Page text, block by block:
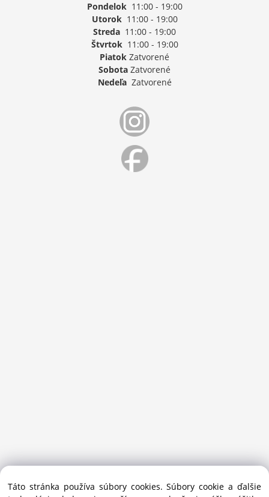
Pondelok11:00 - 19:00
Utorok11:00 - 19:00
Streda 11:00 - 19:00
Štvrtok11:00 - 19:00
Piatok Zatvorené
Sobota Zatvorené
NedeľaZatvorené
bežecké lyžovanie.
Táto stránka používa súbory cookies. Súbory cookie a ďalšie